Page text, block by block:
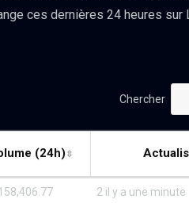
ces dernières 24 heures sur
Chercher
(24h)
2 il y a une minute